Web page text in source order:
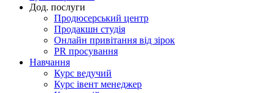
Дод. послуги
Продюсерський центр
Продакшн студія
Онлайн привітання від зірок
PR просування
Навчання
Курс ведучий
Курс івент менеджер